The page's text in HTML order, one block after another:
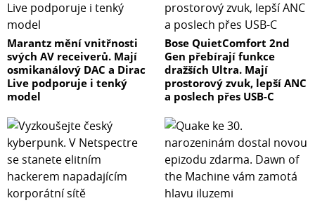
Marantz mění vnitřnosti
svých AV receiverů. Mají
osmikanálový DAC a Dirac
Live podporuje i tenký
model
Bose QuietComfort 2nd
Gen přebírají funkce
dražších Ultra. Mají
prostorový zvuk, lepší ANC
a poslech přes USB-C